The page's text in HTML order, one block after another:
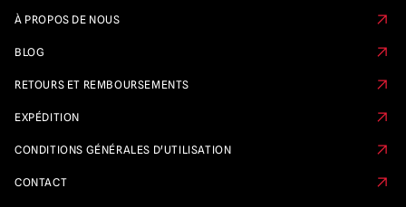
À PROPOS DE NOUS
BLOG
RETOURS ET REMBOURSEMENTS
EXPÉDITION
CONDITIONS GÉNÉRALES D'UTILISATION
CONTACT